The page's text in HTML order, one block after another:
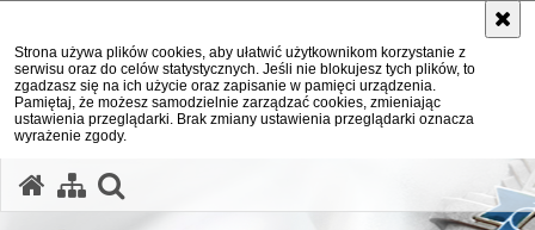
Strona używa plików cookies, aby ułatwić użytkownikom korzystanie z
serwisu oraz do celów statystycznych. Jeśli nie blokujesz tych plików, to
zgadzasz się na ich użycie oraz zapisanie w pamięci urządzenia.
Pamiętaj, że możesz samodzielnie zarządzać cookies, zmieniając
ustawienia przeglądarki. Brak zmiany ustawienia przeglądarki oznacza
wyrażenie zgody.